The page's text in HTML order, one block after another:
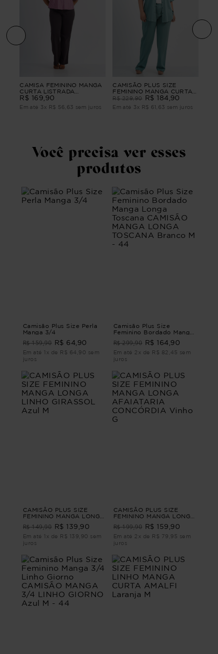
CAMISA FEMININO MANGA
CURTA LISTRADA
BANGALÔ
R$ 169 90
Em até 3x R$ 56 63 sem juros
CAMISÃO PLUS SIZE
FEMININO MANGA CURTA
CONTORNOS
R$ 229,90 R$ 184 90
Em até 3x R$ 61 63 sem juros
Você precisa ver esses
produtos
Camisão Plus Size Perla
Manga 3/4
R$ 159,90 R$ 64,90
Em até 1x de R$ 64,90 sem
juros
Camisão Plus Size
Feminino Bordado Manga
Longa Toscana CAMISÃO
MANGA LONGA
TOSCANA Branco M - 44
R$ 299,90 R$ 164,90
Em até 2x de R$ 82,45 sem
juros
CAMISÃO PLUS SIZE
FEMININO MANGA LONGA
LINHO GIRASSOL Azul M
R$ 149,90 R$ 139,90
Em até 1x de R$ 139,90 sem
juros
CAMISÃO PLUS SIZE
FEMININO MANGA LONGA
AFAIATARIA CONCÓRDIA
Vinho G
R$ 199,90 R$ 159,90
Em até 2x de R$ 79,95 sem
juros